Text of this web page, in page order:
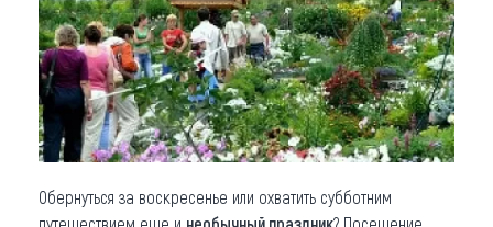
Коллекция впечатлений
Другие рубрики
Обернуться за воскресенье или охватить субботним